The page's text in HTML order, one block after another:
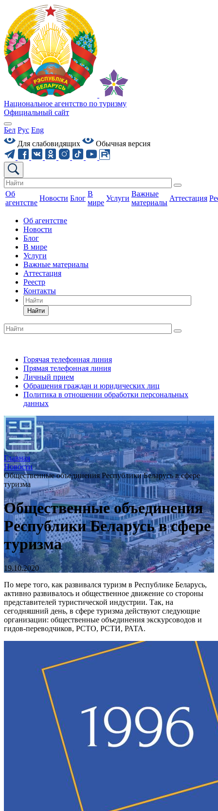
Национальное агентство по туризму
Официальный сайт
Бел Рус Eng
Для слабовидящих
Обычная версия
Об
агентстве
Новости Блог
В
мире
Услуги
Важные
материалы
Аттестация
Об агентстве
Новости
Блог
В мире
Услуги
Важные материалы
Аттестация
Реестр
Контакты
Найти
Горячая телефонная линия
Прямая телефонная линия
Личный прием
Обращения граждан и юридических лиц
Политика в отношении обработки персональных
данных
Главная
Новости
Общественные объединения Республики Беларусь в сфере
туризма
Общественные объединения
Республики Беларусь в сфере
туризма
19.10.2020
По мере того, как развивался туризм в Республике Беларусь,
активно развивалось и общественное движение со стороны
представителей туристической индустрии. Так, на
сегодняшний день, в сфере туризма действуют следующие
организации: общественные объединения экскурсоводов и
гидов-переводчиков, РСТО, РСТИ, РАТА.